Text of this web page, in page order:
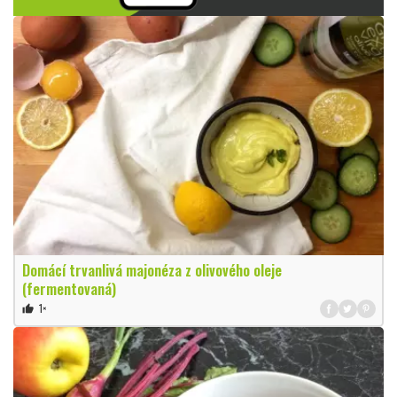
Domácí trvanlivá majonéza z olivového oleje
(fermentovaná)
thumb_up 1×